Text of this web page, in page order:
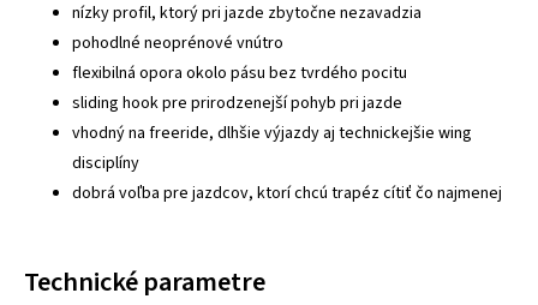
nízky profil, ktorý pri jazde zbytočne nezavadzia
pohodlné neoprénové vnútro
flexibilná opora okolo pásu bez tvrdého pocitu
sliding hook pre prirodzenejší pohyb pri jazde
vhodný na freeride, dlhšie výjazdy aj technickejšie wing
disciplíny
dobrá voľba pre jazdcov, ktorí chcú trapéz cítiť čo najmenej
Technické parametre